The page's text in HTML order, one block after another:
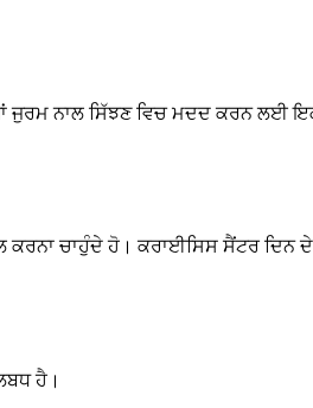
ਜੁਰਮ ਨਾਲ ਸਿੱਝਣ ਵਿਚ ਮਦਦ ਕਰਨ ਲਈ
ਚਾਹੁੰਦੇ ਹੋ। ਕਰਾਈਸਿਸ ਸੈਂਟਰ ਦਿਨ ਦੇ
ਹੈ।